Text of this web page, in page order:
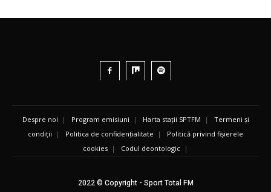
Despre noi | Program emisiuni | Harta stații SPTFM | Termeni și
condiții | Politica de confidențialitate | Politică privind fișierele
cookies | Codul deontologic |
2022 © Copyright - Sport Total FM